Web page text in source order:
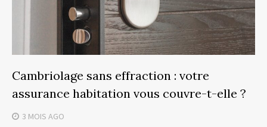
Cambriolage sans effraction : votre
assurance habitation vous couvre-t-elle ?
3 MOIS AGO